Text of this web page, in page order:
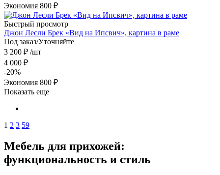
Экономия 800 ₽
Быстрый просмотр
Джон Лесли Брек «Вид на Ипсвич», картина в раме
Под заказ/Уточняйте
3 200 ₽ /шт
4 000 ₽
-20%
Экономия 800 ₽
Показать еще
1 2 3 59
Мебель для прихожей:
функциональность и стиль